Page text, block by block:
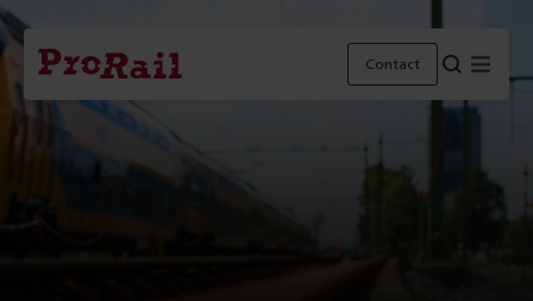
Navigatie
Homepage
ProRail
Contact